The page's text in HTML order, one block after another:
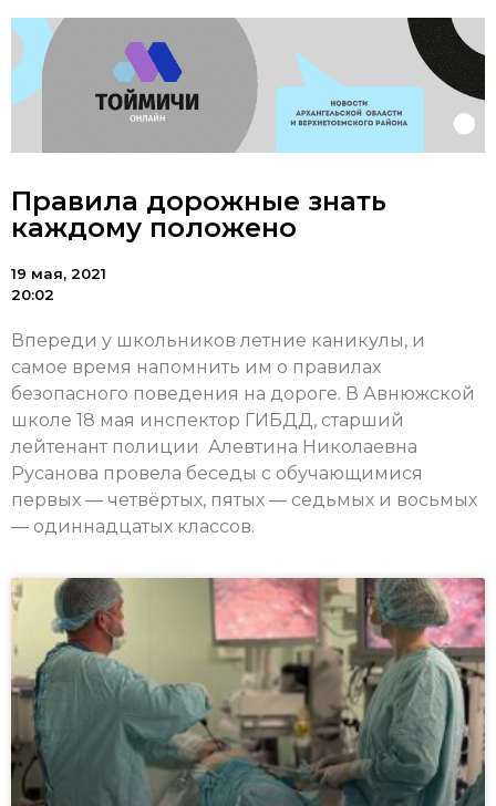
Правила дорожные знать
каждому положено
19 мая, 2021
20:02
Впереди у школьников летние каникулы, и
самое время напомнить им о правилах
безопасного поведения на дороге. В Авнюжской
школе 18 мая инспектор ГИБДД, старший
лейтенант полиции Алевтина Николаевна
Русанова провела беседы с обучающимися
первых — четвёртых, пятых — седьмых и восьмых
— одиннадцатых классов.